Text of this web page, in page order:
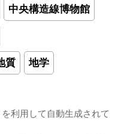
中央構造線博物館
質 地学
を利用して自動生成されて